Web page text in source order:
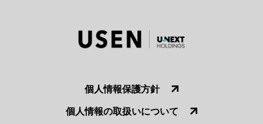
個人情報保護方針
個人情報の取扱いについて